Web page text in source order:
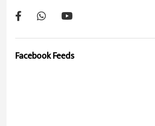
Facebook Feeds